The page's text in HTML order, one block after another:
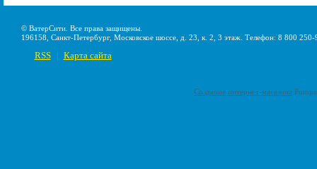
© ВатерСити. Все права защищены.
196158, Санкт-Петербург, Московское шоссе, д. 23, к. 2, 3 этаж. Телефон: 8 800
RSS Карта сайта
Создание интернет-магазина